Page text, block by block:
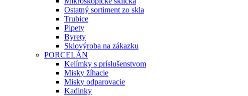
Ostatný sortiment zo skla
Trubice
Pipety
Byrety
Sklovýroba na zákazku
PORCELÁN
Kelímky s príslušenstvom
Misky žíhacie
Misky odparovacie
Kadinky